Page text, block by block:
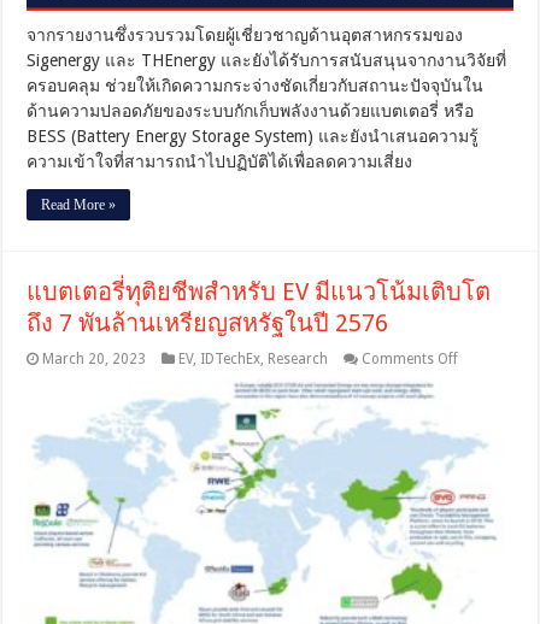
ของ
ระบบ
กัก
เก็บ
พลังงาน
ด้วย
แบตเตอรี่
จากรายงานซึ่งรวบรวมโดยผู้เชี่ยวชาญด้านอุตสาหกรรมของ
Sigenergy และ THEnergy และยังได้รับการสนับสนุนจากงานวิจัยที่
ครอบคลุม ช่วยให้เกิดความกระจ่างชัดเกี่ยวกับสถานะปัจจุบันใน
ด้านความปลอดภัยของระบบกักเก็บพลังงานด้วยแบตเตอรี่ หรือ
BESS (Battery Energy Storage System) และยังนำเสนอความรู้
ความเข้าใจที่สามารถนำไปปฏิบัติได้เพื่อลดความเสี่ยง
Read More »
แบตเตอรี่ทุติยชีพสำหรับ EV มีแนวโน้มเติบโต
ถึง 7 พันล้านเหรียญสหรัฐในปี 2576
March 20, 2023 EV, IDTechEx, Research Comments Offon
สำหรับ
แนว
โน้ม
พัน